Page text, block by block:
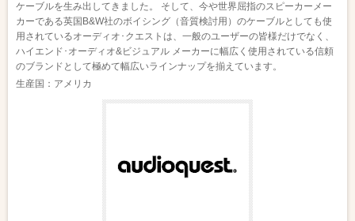
ケーブルを生み出してきました。 そして、今や世界屈指のスピーカーメー
カーである英国B&W社のボイシング（音質検討用）のケーブルとしても使
用されているオーディオ･クエストは、一般のユーザーの皆様だけでなく、
ハイエンド･オーディオ&ビジュアル メーカーに幅広く使用されている信頼
のブランドとして極めて幅広いラインナップを揃えています。
生産国：アメリカ